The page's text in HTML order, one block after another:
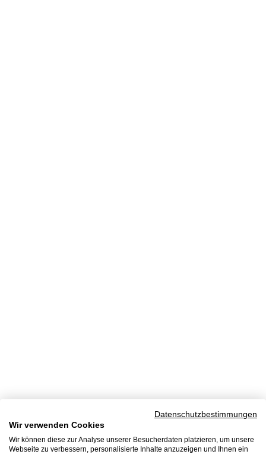
Datenschutzbestimmungen
Wir verwenden Cookies
Wir können diese zur Analyse unserer Besucherdaten platzieren, um unsere
Webseite zu verbessern, personalisierte Inhalte anzuzeigen und Ihnen ein